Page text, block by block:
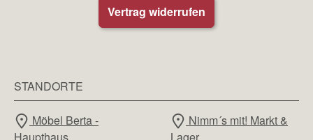
Vertrag widerrufen
STANDORTE
Möbel Berta -
Haupthaus
Nimm´s mit! Markt &
Lager